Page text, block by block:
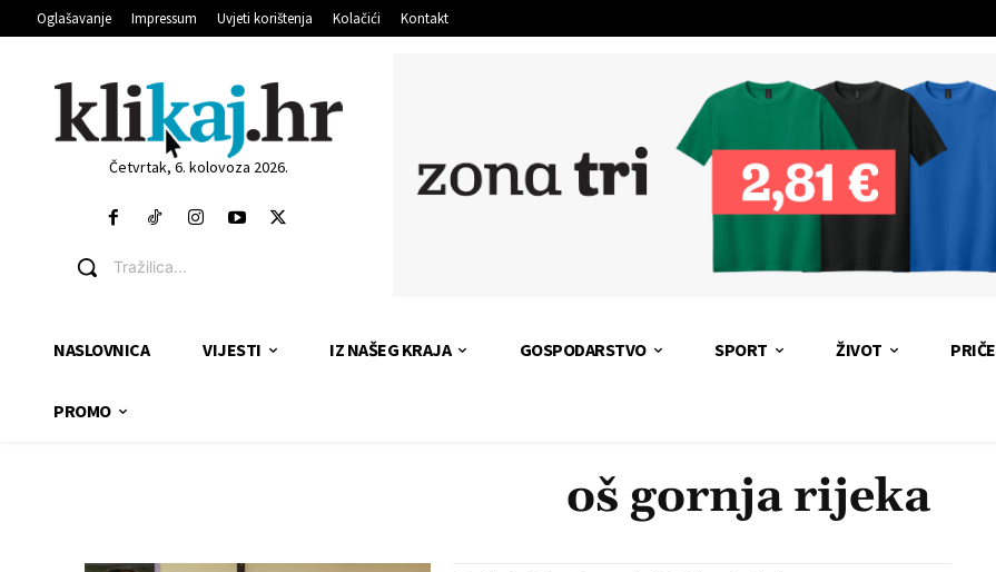
Oglašavanje Impressum Uvjeti korištenja Kolačići Kontakt
Četvrtak, 6. kolovoza 2026.
Tražilica...
NASLOVNICA VIJESTI IZ NAŠEG KRAJA GOSPODARSTVO SPORT ŽIVOT PRIČE
PROMO
oš gornja rijeka